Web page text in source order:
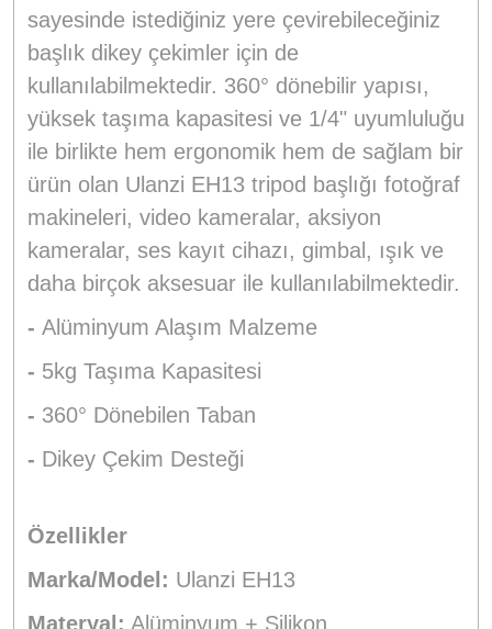
sayesinde istediğiniz yere çevirebileceğiniz
başlık dikey çekimler için de
kullanılabilmektedir. 360° dönebilir yapısı,
yüksek taşıma kapasitesi ve 1/4" uyumluluğu
ile birlikte hem ergonomik hem de sağlam bir
ürün olan Ulanzi EH13 tripod başlığı fotoğraf
makineleri, video kameralar, aksiyon
kameralar, ses kayıt cihazı, gimbal, ışık ve
daha birçok aksesuar ile kullanılabilmektedir.
- Alüminyum Alaşım Malzeme
- 5kg Taşıma Kapasitesi
- 360° Dönebilen Taban
- Dikey Çekim Desteği
Özellikler
Marka/Model: Ulanzi EH13
Materyal: Alüminyum + Silikon